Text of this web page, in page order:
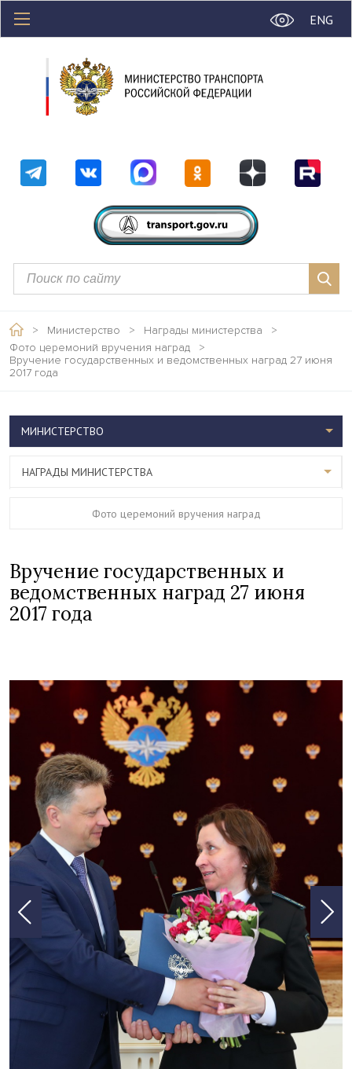
ENG
> Министерство > Награды министерства
>
Фото церемоний вручения наград
>
Вручение государственных и ведомственных наград 27 июня
2017 года
Вручение государственных и
ведомственных наград 27 июня
2017 года
МИНИСТЕРСТВО
НАГРАДЫ МИНИСТЕРСТВА
Фото церемоний вручения наград